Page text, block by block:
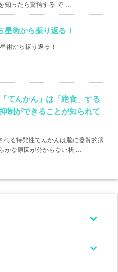
知ったら驚愕する で ...
術から振り返る！
術から振り返る！
てんかん」は「絶食」する
制ができることが知られて
れる特発性てんかんは脳に器質的病
かな原因が分からない状 ...